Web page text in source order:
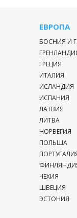
ЕВРОПА
БОСНИЯ И
ГРЕЦИЯ
ИТАЛИЯ
ИСЛАНДИЯ
ИСПАНИЯ
ЛАТВИЯ
ЛИТВА
НОРВЕГИЯ
ПОЛЬША
ЧЕХИЯ
ШВЕЦИЯ
ЭСТОНИЯ